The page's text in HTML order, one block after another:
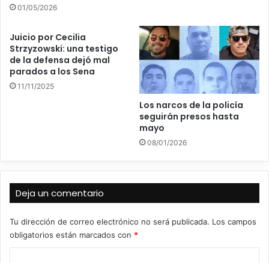
01/05/2026
Juicio por Cecilia
Strzyzowski: una testigo
de la defensa dejó mal
parados a los Sena
11/11/2025
Los narcos de la policía
seguirán presos hasta
mayo
08/01/2026
Deja un comentario
Tu dirección de correo electrónico no será publicada. Los campos
obligatorios están marcados con *